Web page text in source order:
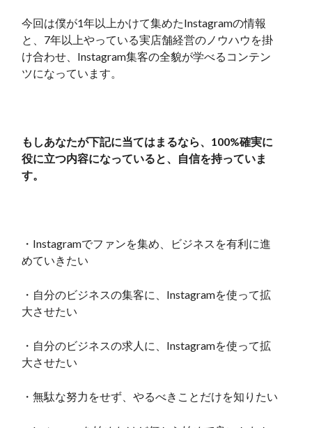
今回は僕が1年以上かけて集めたInstagramの情報
と、7年以上やっている実店舗経営のノウハウを掛
け合わせ、Instagram集客の全貌が学べるコンテン
ツになっています。
もしあなたが下記に当てはまるなら、100%確実に
役に立つ内容になっていると、自信を持っていま
す。
・Instagramでファンを集め、ビジネスを有利に進
めていきたい
・自分のビジネスの集客に、Instagramを使って拡
大させたい
・自分のビジネスの求人に、Instagramを使って拡
大させたい
・無駄な努力をせず、やるべきことだけを知りたい